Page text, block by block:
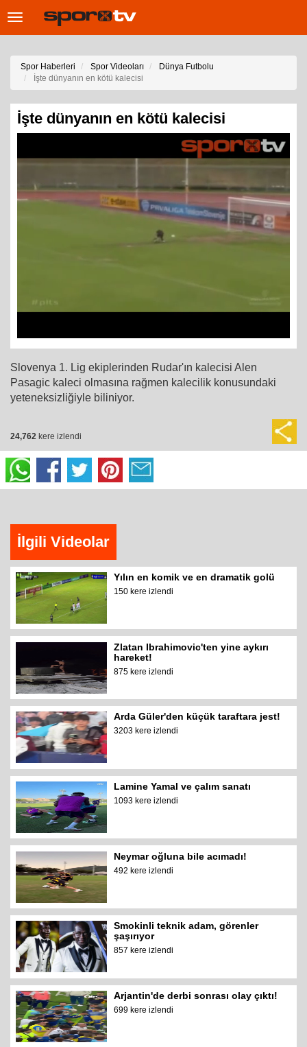
Toggle
Spor Haberleri Spor Videoları
Dünya Futbolu
İşte dünyanın en kötü kalecisi
İşte dünyanın en kötü kalecisi
Slovenya 1. Lig ekiplerinden Rudar'ın kalecisi Alen
Pasagic kaleci olmasına rağmen kalecilik konusundaki
yeteneksizliğiyle biliniyor.
24,762 kere izlendi
İlgili Videolar
Yılın en komik ve en dramatik golü
150 kere izlendi
Zlatan Ibrahimovic'ten yine aykırı
hareket!
875 kere izlendi
Arda Güler'den küçük taraftara jest!
3203 kere izlendi
Lamine Yamal ve çalım sanatı
1093 kere izlendi
Neymar oğluna bile acımadı!
492 kere izlendi
Smokinli teknik adam, görenler
şaşırıyor
857 kere izlendi
Arjantin'de derbi sonrası olay çıktı!
699 kere izlendi